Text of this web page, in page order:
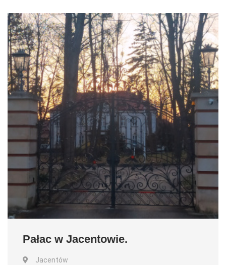
Pałac w Jacentowie.
Jacentów